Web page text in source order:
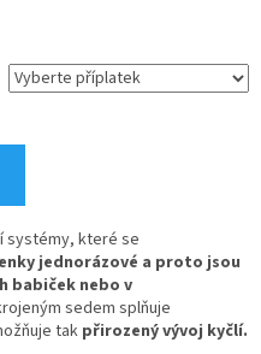
systémy, které se
jednorázové a proto jsou
babiček nebo v
sedem splňuje
tak přirozený vývoj kyčlí.